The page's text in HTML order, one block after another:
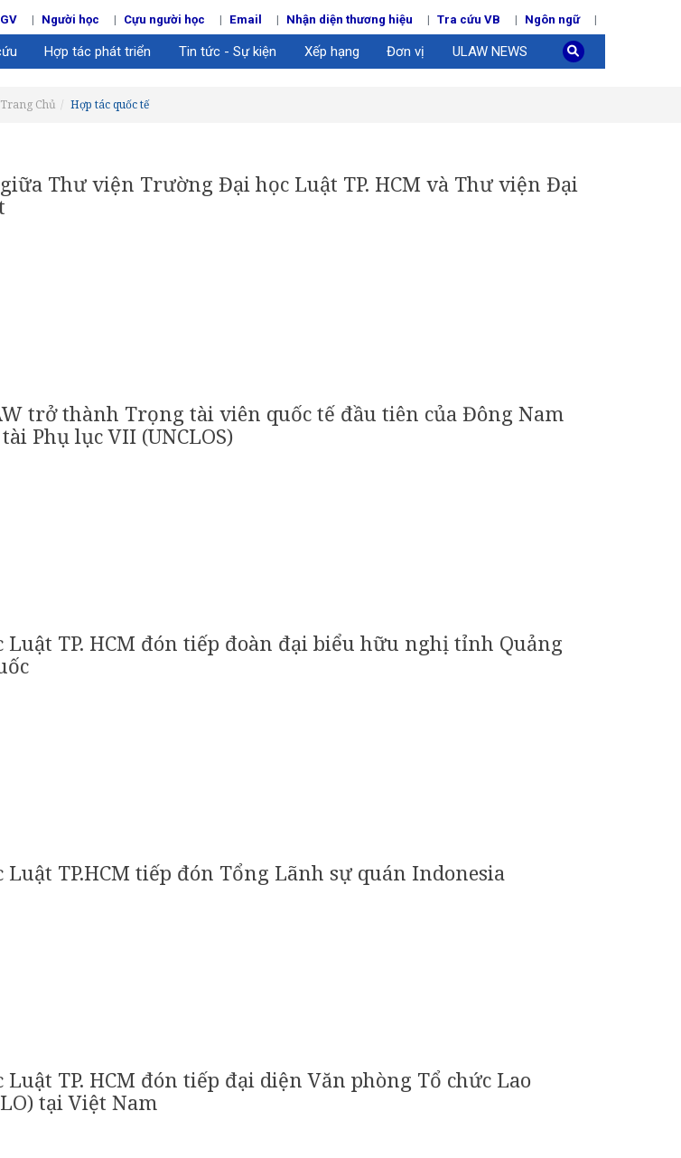
Người học Cựu người học Email Nhận diện thương hiệu Tra cứu VB Ngôn ngữ
Hợp tác phát triển Tin tức - Sự kiện Xếp hạng Đơn vị ULAW NEWS
Trang Chủ Hợp tác quốc tế
Thư viện Trường Đại học Luật TP. HCM và Thư viện Đại
trở thành Trọng tài viên quốc tế đầu tiên của Đông Nam
Phụ lục VII (UNCLOS)
TP. HCM đón tiếp đoàn đại biểu hữu nghị tỉnh Quảng
TP.HCM tiếp đón Tổng Lãnh sự quán Indonesia
TP. HCM đón tiếp đại diện Văn phòng Tổ chức Lao
tại Việt Nam